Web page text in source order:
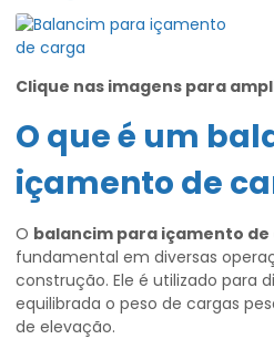
Clique nas imagens para
O que é um
içamento de
O balancim para içamento
fundamental em diversas
construção. Ele é utilizado para
equilibrada o peso de cargas
de elevação.